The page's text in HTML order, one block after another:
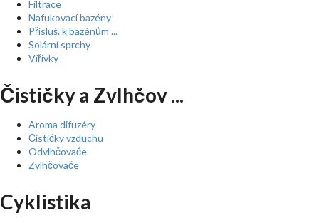
Filtrace
Nafukovací bazény
Přísluš. k bazénům ...
Solární sprchy
Vířivky
Čističky a Zvlhčov ...
Aroma difuzéry
Čističky vzduchu
Odvlhčovače
Zvlhčovače
Cyklistika